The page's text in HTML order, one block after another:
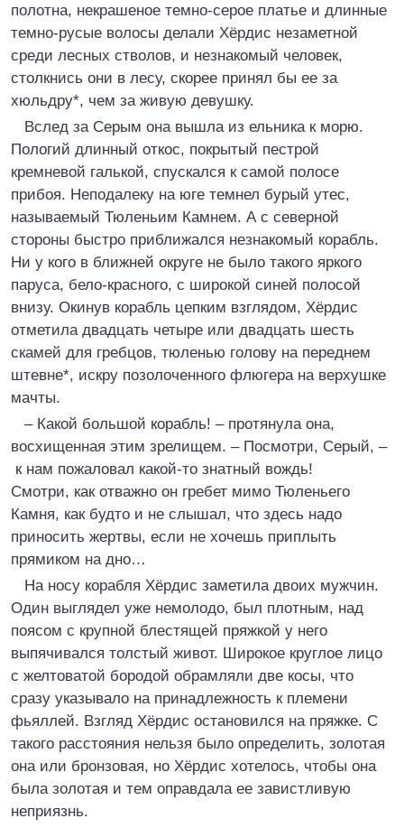
полотна, некрашеное темно-серое платье и длинные
темно-русые волосы делали Хёрдис незаметной
среди лесных стволов, и незнакомый человек,
столкнись они в лесу, скорее принял бы ее за
хюльдру*, чем за живую девушку.
Вслед за Серым она вышла из ельника к морю.
Пологий длинный откос, покрытый пестрой
кремневой галькой, спускался к самой полосе
прибоя. Неподалеку на юге темнел бурый утес,
называемый Тюленьим Камнем. А с северной
стороны быстро приближался незнакомый корабль.
Ни у кого в ближней округе не было такого яркого
паруса, бело-красного, с широкой синей полосой
внизу. Окинув корабль цепким взглядом, Хёрдис
отметила двадцать четыре или двадцать шесть
скамей для гребцов, тюленью голову на переднем
штевне*, искру позолоченного флюгера на верхушке
мачты.
– Какой большой корабль! – протянула она,
восхищенная этим зрелищем. – Посмотри, Серый, –
к нам пожаловал какой-то знатный вождь!
Смотри, как отважно он гребет мимо Тюленьего
Камня, как будто и не слышал, что здесь надо
приносить жертвы, если не хочешь приплыть
прямиком на дно…
На носу корабля Хёрдис заметила двоих мужчин.
Один выглядел уже немолодо, был плотным, над
поясом с крупной блестящей пряжкой у него
выпячивался толстый живот. Широкое круглое лицо
с желтоватой бородой обрамляли две косы, что
сразу указывало на принадлежность к племени
фьяллей. Взгляд Хёрдис остановился на пряжке. С
такого расстояния нельзя было определить, золотая
она или бронзовая, но Хёрдис хотелось, чтобы она
была золотая и тем оправдала ее завистливую
неприязнь.